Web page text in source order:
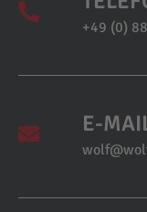
+49 (0)
E-